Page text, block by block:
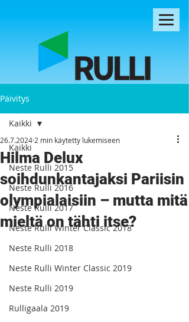
Päivitys
Kaikki
Neste Rulli 2015
Neste Rulli 2016
Neste Rulli 2017
Neste Rulli Winter Classic 2018
Neste Rulli 2018
Neste Rulli Winter Classic 2019
Neste Rulli 2019
Rulligaala 2019
Kaikki
Hilma Delux
soihdunkantajaksi Pariisin
olympialaisiin – mutta mitä
mieltä on tähti itse?
26.7.2024 2 min käytetty lukemiseen